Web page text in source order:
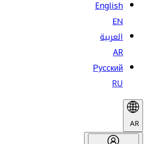
English
EN
العربية
AR
Русский
RU
AR